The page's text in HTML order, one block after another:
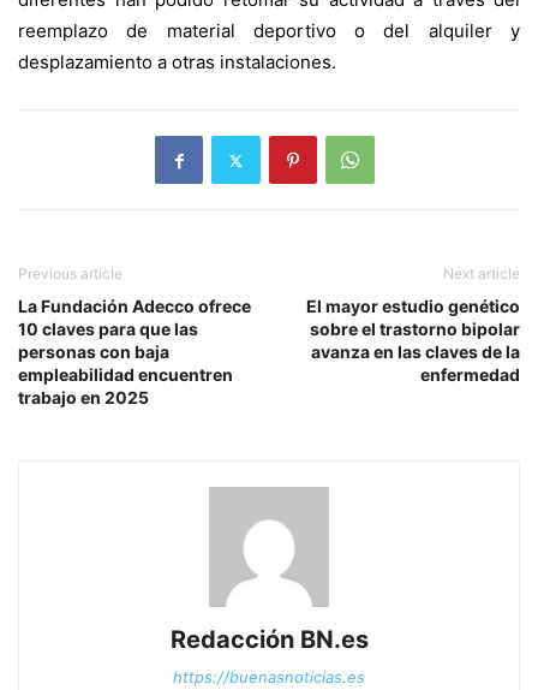
reemplazo de material deportivo o del alquiler y
desplazamiento a otras instalaciones.
Previous article
La Fundación Adecco ofrece
10 claves para que las
personas con baja
empleabilidad encuentren
trabajo en 2025
Next article
El mayor estudio genético
sobre el trastorno bipolar
avanza en las claves de la
enfermedad
Redacción BN.es
https://buenasnoticias.es